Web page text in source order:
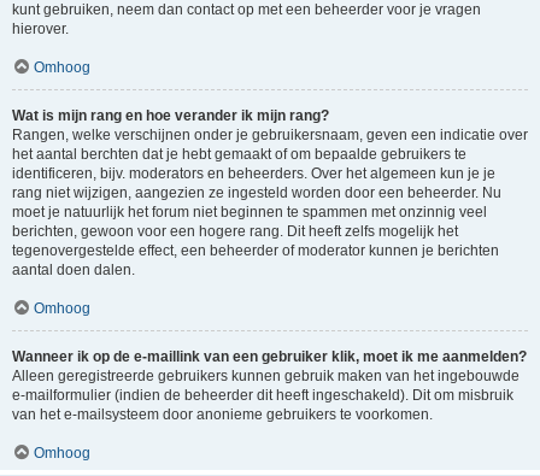
kunt gebruiken, neem dan contact op met een beheerder voor je vragen
hierover.
Omhoog
Wat is mijn rang en hoe verander ik mijn rang?
Rangen, welke verschijnen onder je gebruikersnaam, geven een indicatie over
het aantal berchten dat je hebt gemaakt of om bepaalde gebruikers te
identificeren, bijv. moderators en beheerders. Over het algemeen kun je je
rang niet wijzigen, aangezien ze ingesteld worden door een beheerder. Nu
moet je natuurlijk het forum niet beginnen te spammen met onzinnig veel
berichten, gewoon voor een hogere rang. Dit heeft zelfs mogelijk het
tegenovergestelde effect, een beheerder of moderator kunnen je berichten
aantal doen dalen.
Omhoog
Wanneer ik op de e-maillink van een gebruiker klik, moet ik me aanmelden?
Alleen geregistreerde gebruikers kunnen gebruik maken van het ingebouwde
e-mailformulier (indien de beheerder dit heeft ingeschakeld). Dit om misbruik
van het e-mailsysteem door anonieme gebruikers te voorkomen.
Omhoog